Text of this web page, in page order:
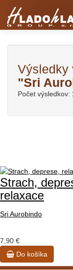
Výsledky
"Sri
Počet výsledkov:
Strach,
relaxace
Sri Aurobindo
7,90 €
Do košíka